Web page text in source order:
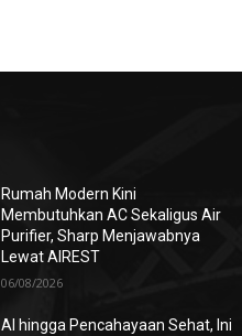
Rumah Modern Kini
Membutuhkan AC Sekaligus Air
Purifier, Sharp Menjawabnya
Lewat AIREST
06/08/2026
AI hingga Pencahayaan Sehat, Ini